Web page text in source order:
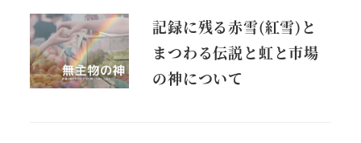
記録に残る赤雪(紅雪)と
まつわる伝説と虹と市場
の神について